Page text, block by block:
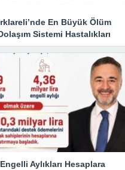
En Büyük Ölüm
Sistemi Hastalıkları
Aylıkları Hesaplara